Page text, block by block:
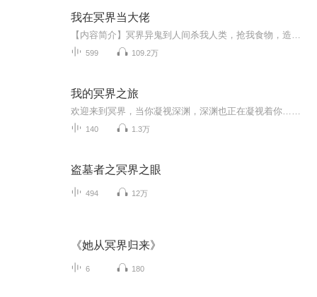
我在冥界当大佬
599 109.2万
我的冥界之旅
140 1.3万
盗墓者之冥界之眼
494 12万
《她从冥界归来》
6 180